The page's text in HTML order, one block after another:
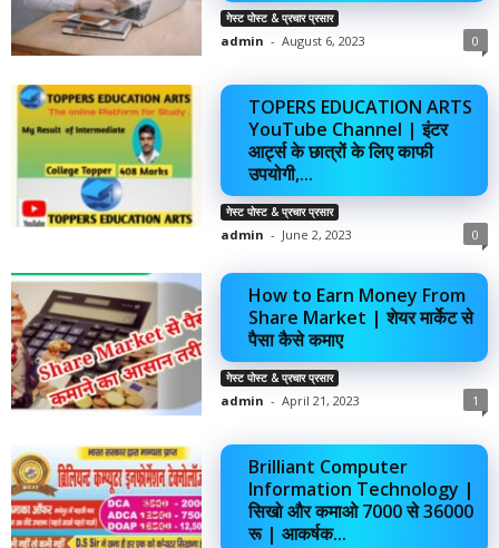
गेस्ट पोस्ट & प्रचार प्रसार
admin - August 6, 2023 0
TOPERS EDUCATION ARTS
YouTube Channel | इंटर
आर्ट्स के छात्रों के लिए काफी
उपयोगी,...
गेस्ट पोस्ट & प्रचार प्रसार
admin - June 2, 2023 0
How to Earn Money From
Share Market | शेयर मार्केट से
पैसा कैसे कमाए
गेस्ट पोस्ट & प्रचार प्रसार
admin - April 21, 2023 1
Brilliant Computer
Information Technology |
सिखो और कमाओ 7000 से 36000
रू | आकर्षक...